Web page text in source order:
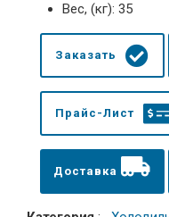
Вес, (кг): 35
Заказать
Прайс-Лист
Доставка